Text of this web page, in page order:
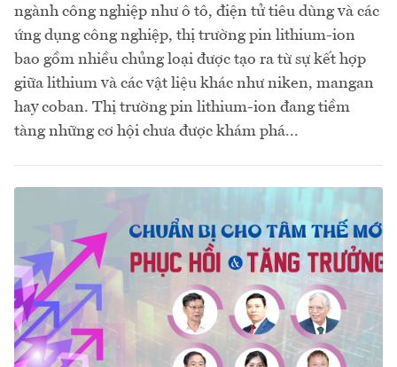
ngành công nghiệp như ô tô, điện tử tiêu dùng và các
ứng dụng công nghiệp, thị trường pin lithium-ion
bao gồm nhiều chủng loại được tạo ra từ sự kết hợp
giữa lithium và các vật liệu khác như niken, mangan
hay coban. Thị trường pin lithium-ion đang tiềm
tàng những cơ hội chưa được khám phá...